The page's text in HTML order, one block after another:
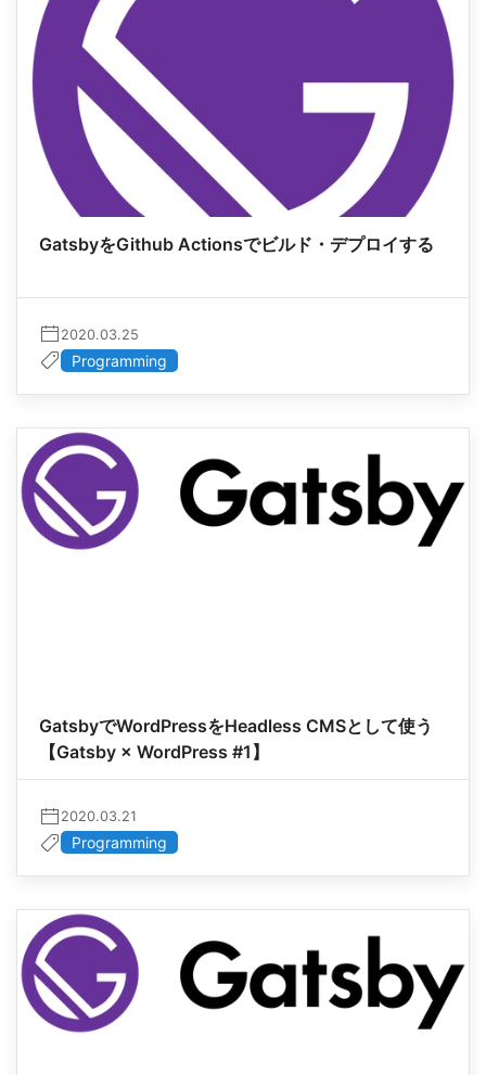
GatsbyをGithub Actionsでビルド・デプロイする
2020.03.25
Programming
GatsbyでWordPressをHeadless CMSとして使う
【Gatsby × WordPress #1】
2020.03.21
Programming